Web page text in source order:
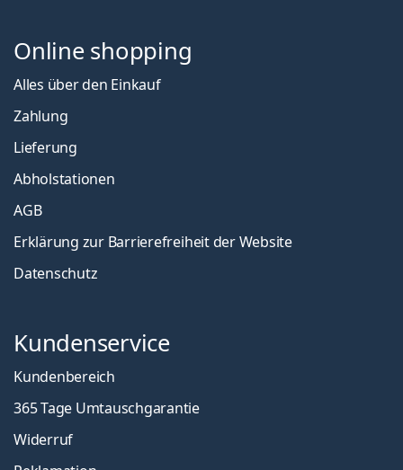
Online shopping
Alles über den Einkauf
Zahlung
Lieferung
Abholstationen
AGB
Erklärung zur Barrierefreiheit der Website
Datenschutz
Kundenservice
Kundenbereich
365 Tage Umtauschgarantie
Widerruf